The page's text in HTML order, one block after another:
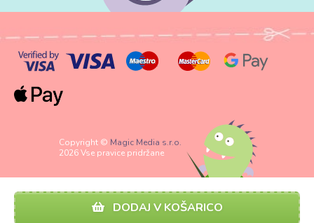
DODAJ V KOŠARICO
Copyright © Magic Media s.r.o.
2026 Vse pravice pridržane